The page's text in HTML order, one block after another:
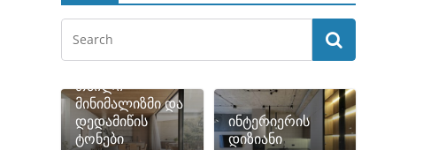
თბილი
მინიმალიზმი და
დედამიწის
ტონები
ინტერიერის
დიზიანი